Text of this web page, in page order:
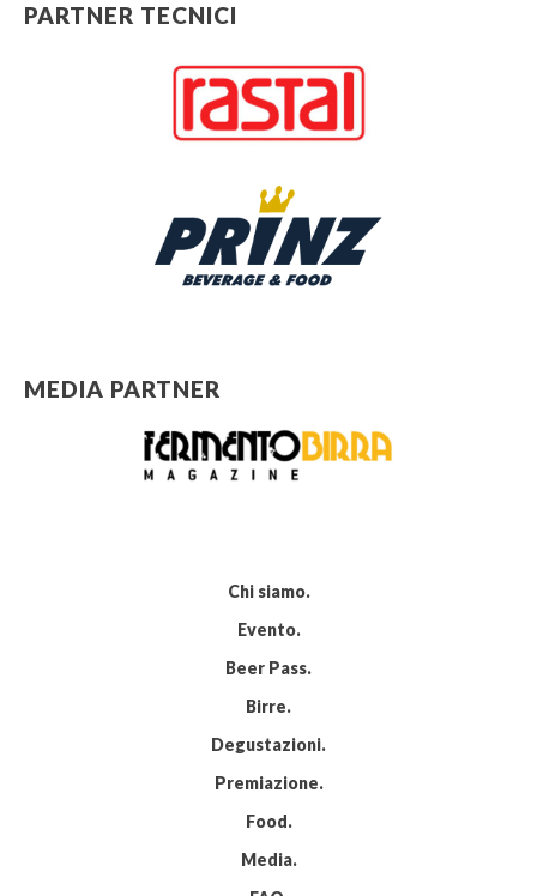
PARTNER TECNICI
MEDIA PARTNER
Chi siamo
Evento
Beer Pass
Birre
Degustazioni
Premiazione
Food
Media